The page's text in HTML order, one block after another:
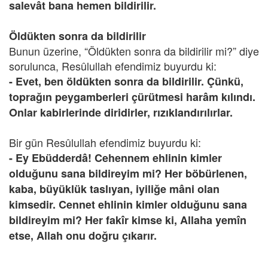
salevât bana hemen bildirilir.
Öldükten sonra da bildirilir
Bunun üzerine, “Öldükten sonra da bildirilir mi?” diye
sorulunca, Resûlullah efendimiz buyurdu ki:
- Evet, ben öldükten sonra da bildirilir. Çünkü,
toprağın peygamberleri çürütmesi harâm kılındı.
Onlar kabirlerinde diridirler, rızıklandırılırlar.
Bir gün Resûlullah efendimiz buyurdu ki:
- Ey Ebüdderdâ! Cehennem ehlinin kimler
olduğunu sana bildireyim mi? Her böbürlenen,
kaba, büyüklük taslıyan, iyiliğe mâni olan
kimsedir. Cennet ehlinin kimler olduğunu sana
bildireyim mi? Her fakîr kimse ki, Allaha yemîn
etse, Allah onu doğru çıkarır.